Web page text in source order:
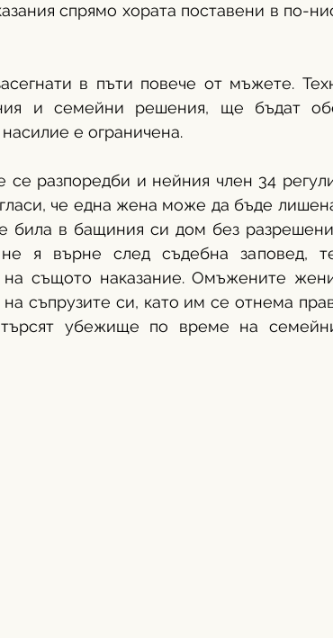
спрямо хората поставени в по-
в пъти повече от мъжете.
и семейни решения, ще бъдат
е ограничена.
се разпоредби и нейния член 34
че една жена може да бъде
била в бащиния си дом без
я върне след съдебна заповед,
същото наказание. Омъжените
на съпрузите си, като им се отнема
убежище по време на